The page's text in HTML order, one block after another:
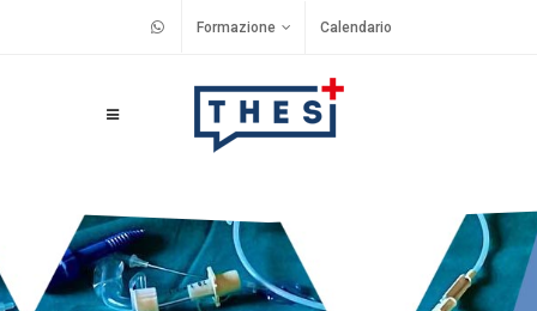
Formazione Calendario